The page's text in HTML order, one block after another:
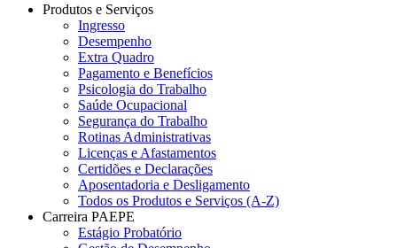
Produtos e Serviços
Ingresso
Desempenho
Extra Quadro
Pagamento e Benefícios
Psicologia do Trabalho
Saúde Ocupacional
Segurança do Trabalho
Rotinas Administrativas
Licenças e Afastamentos
Certidões e Declarações
Aposentadoria e Desligamento
Todos os Produtos e Serviços (A-Z)
Carreira PAEPE
Estágio Probatório